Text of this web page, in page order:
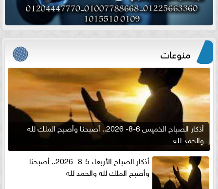
منوعات
أذكار الصباح الخميس 6-8- 2026.. أصبحنا وأصبح الملك لله
والحمد لله
أذكار الصباح الأربعاء 5-8- 2026.. أصبحنا
وأصبح الملك لله والحمد لله